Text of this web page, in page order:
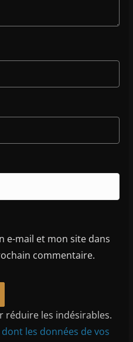
e-mail et mon site dans
commentaire.
réduire les indésirables.
les données de vos